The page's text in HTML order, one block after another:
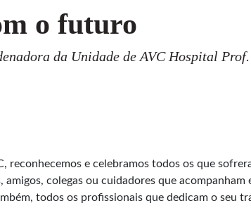
o futuro
da Unidade de AVC Hospital
e celebramos todos os que
colegas ou cuidadores que
todos os profissionais que dedicam o seu